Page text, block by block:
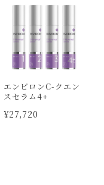
エンビロンC-クエン
スセラム4+
¥27,720